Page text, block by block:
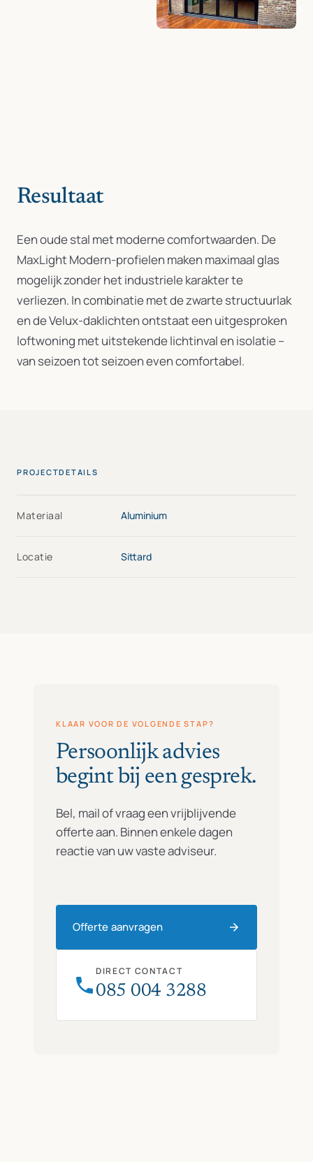
Resultaat
Een oude stal met moderne comfortwaarden. De
MaxLight Modern-profielen maken maximaal glas
mogelijk zonder het industriele karakter te
verliezen. In combinatie met de zwarte structuurlak
en de Velux-daklichten ontstaat een uitgesproken
loftwoning met uitstekende lichtinval en isolatie –
van seizoen tot seizoen even comfortabel.
PROJECTDETAILS
Materiaal Aluminium
Locatie Sittard
KLAAR VOOR DE VOLGENDE STAP?
Persoonlijk advies
begint bij een gesprek.
Bel, mail of vraag een vrijblijvende
offerte aan. Binnen enkele dagen
reactie van uw vaste adviseur.
Offerte aanvragen
DIRECT CONTACT
085 004 3288